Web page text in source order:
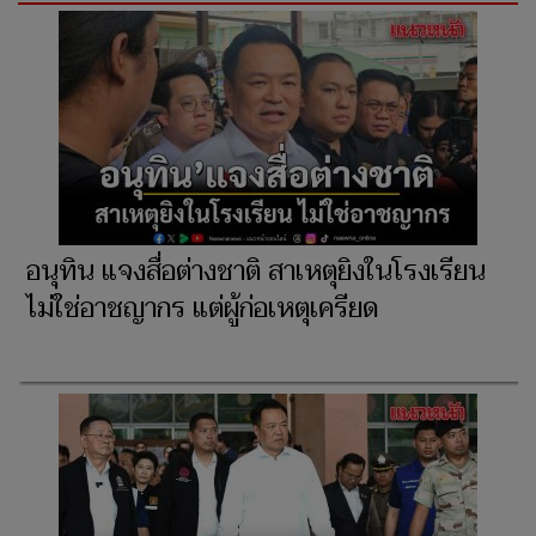
อนุทิน แจงสื่อต่างชาติ สาเหตุยิงในโรงเรียน
ไม่ใช่อาชญากร แต่ผู้ก่อเหตุเครียด